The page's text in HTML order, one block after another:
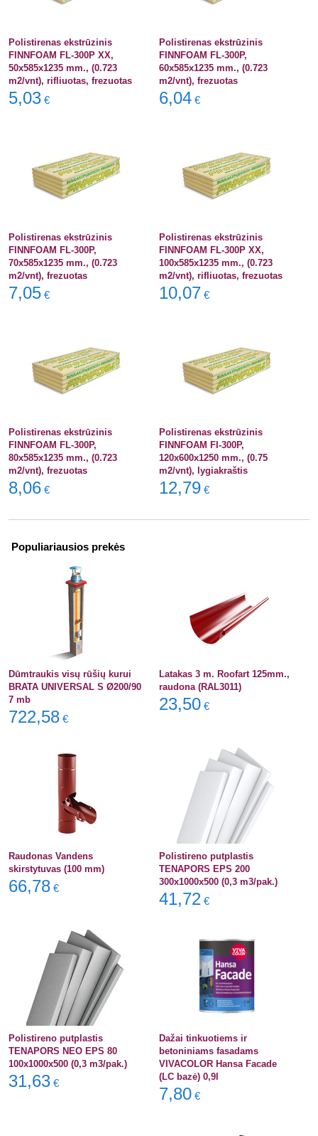
Polistirenas ekstrūzinis
FINNFOAM FL-300P XX,
50x585x1235 mm., (0.723
m2/vnt), rifliuotas, frezuotas
5,03 €
Polistirenas ekstrūzinis
FINNFOAM FL-300P,
60x585x1235 mm., (0.723
m2/vnt), frezuotas
6,04 €
Polistirenas ekstrūzinis
FINNFOAM FL-300P,
70x585x1235 mm., (0.723
m2/vnt), frezuotas
7,05 €
Polistirenas ekstrūzinis
FINNFOAM FL-300P XX,
100x585x1235 mm., (0.723
m2/vnt), rifliuotas, frezuotas
10,07 €
Polistirenas ekstrūzinis
FINNFOAM FL-300P,
80x585x1235 mm., (0.723
m2/vnt), frezuotas
8,06 €
Polistirenas ekstrūzinis
FINNFOAM FI-300P,
120x600x1250 mm., (0.75
m2/vnt), lygiakraštis
12,79 €
Populiariausios prekės
Dūmtraukis visų rūšių kurui
BRATA UNIVERSAL S Ø200/90
7 mb
722,58 €
Latakas 3 m. Roofart 125mm.,
raudona (RAL3011)
23,50 €
Raudonas Vandens
skirstytuvas (100 mm)
66,78 €
Polistireno putplastis
TENAPORS EPS 200
300x1000x500 (0,3 m3/pak.)
41,72 €
Polistireno putplastis
TENAPORS NEO EPS 80
100x1000x500 (0,3 m3/pak.)
31,63 €
Dažai tinkuotiems ir
betoniniams fasadams
VIVACOLOR Hansa Facade
(LC bazė) 0,9l
7,80 €